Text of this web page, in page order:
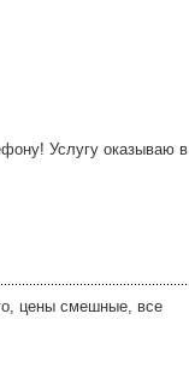
Услугу оказываю в
цены смешные, все